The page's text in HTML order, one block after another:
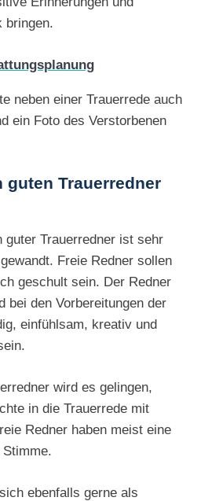
bringen.
neben einer Trauerrede auch
ein Foto des Verstorbenen
guten Trauerredner
guter Trauerredner ist sehr
Freie Redner sollen
geschult sein. Der Redner
bei den Vorbereitungen der
einfühlsam, kreativ und
wird es gelingen,
in die Trauerrede mit
Redner haben meist eine
Stimme.
ebenfalls gerne als